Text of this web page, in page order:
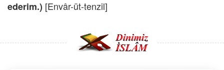
ederim.) [Envâr-üt-tenzil]